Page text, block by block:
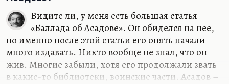
английски я, конечно, буду. От этого никуда не
денешься. Писание на английском делает речь
более четкой. Переводить с английского я буду
много. Вот «Март» переведу Кунищака, буду
«Сорделло» заканчивать. Конечно, я…
Видите ли, у меня есть большая статья
«Баллада об Асадове». Он обиделся на нее,
но именно после этой статьи его опять начали
много издавать. Никто вообще не знал, что он
жив. Многие забыли, хотя его продолжали звать
в какие-то библиотеки, воинские части. Асадов –